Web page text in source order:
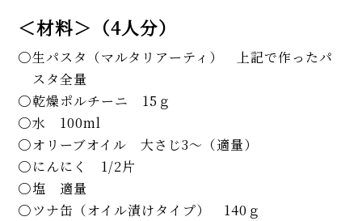
＜材料＞（4人分）
生パスタ（マルタリアーティ） 上記で作ったパ
スタ全量
乾燥ポルチーニ 15ｇ
水 100ml
オリーブオイル 大さじ3～（適量）
にんにく 1/2片
塩 適量
ツナ缶（オイル漬けタイプ） 140ｇ